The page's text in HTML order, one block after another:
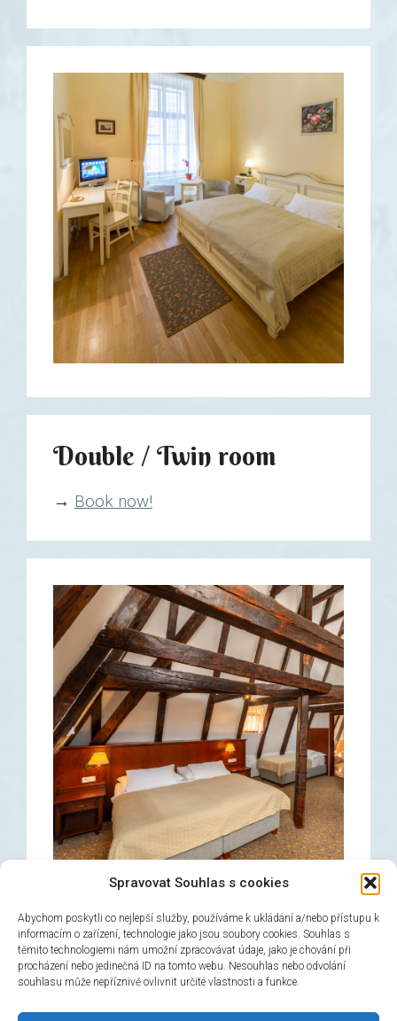
Spravovat Souhlas s cookies
Abychom poskytli co nejlepší služby, používáme k ukládání a/nebo přístupu k
informacím o zařízení, technologie jako jsou soubory cookies. Souhlas s
těmito technologiemi nám umožní zpracovávat údaje, jako je chování při
procházení nebo jedinečná ID na tomto webu. Nesouhlas nebo odvolání
souhlasu může nepříznivě ovlivnit určité vlastnosti a funkce.
Double / Twin room
→ Book now!
Triple room
→Book now!